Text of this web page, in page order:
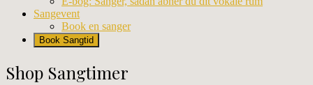
Sangevent
Book en sanger
Book Sangtid
Shop Sangtimer